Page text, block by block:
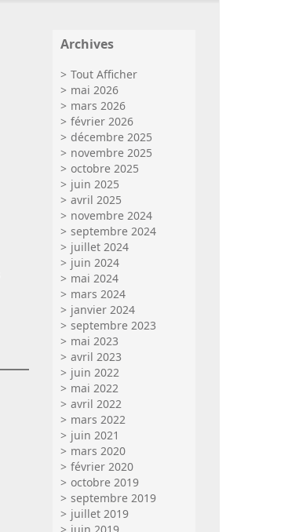
Archives
Tout Afficher
mai 2026
mars 2026
février 2026
décembre 2025
novembre 2025
octobre 2025
juin 2025
avril 2025
novembre 2024
septembre 2024
juillet 2024
juin 2024
mai 2024
mars 2024
janvier 2024
septembre 2023
mai 2023
avril 2023
juin 2022
mai 2022
avril 2022
mars 2022
juin 2021
mars 2020
février 2020
octobre 2019
septembre 2019
juillet 2019